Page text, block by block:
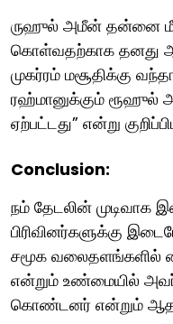
ருஹுல் அமீன் தன்னை
கொள்வதற்காக தனது
முகர்ரம் மசூதிக்கு
ரஹ்மானுக்கும்
ஏற்பட்டது” என்று
Conclusion:
நம் தேடலின் முடிவாக
பிரிவினர்களுக்கு
சமூக வலைதளங்களில்
என்றும் உண்மையில்
கொண்டனர் என்றும்